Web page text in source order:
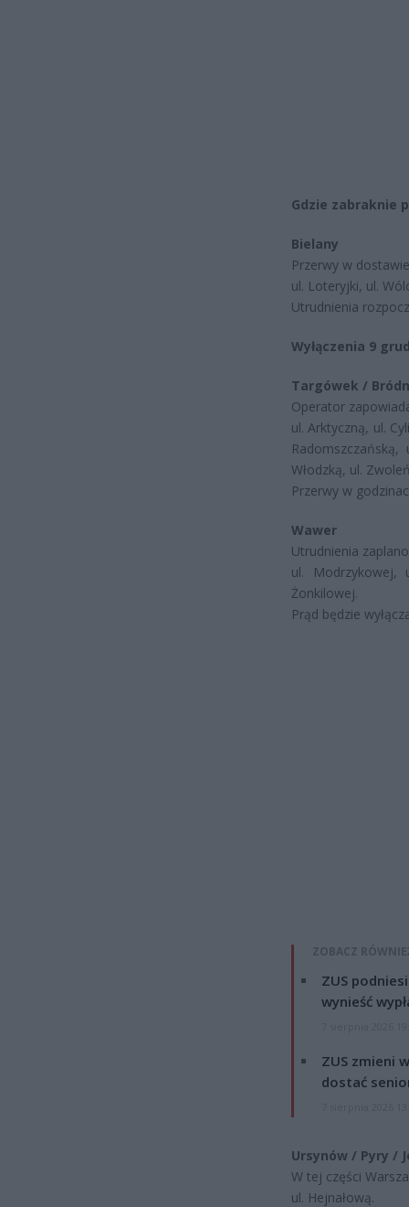
Gdzie zabraknie
Bielany
Przerwy w
ul. Loteryjki, ul.
Utrudnienia
Wyłączenia 9
Targówek /
Operator
ul. Arktyczną, ul.
Włodzką, ul.
Przerwy w
Wawer
Utrudnienia
ul. Modrzykowej,
Żonkilowej.
Prąd będzie
ZOBACZ
ZUS
wynieść
ZUS zmieni
dostać
Ursynów / Pyry /
W tej części
ul. Hejnałową.